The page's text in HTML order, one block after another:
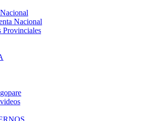
Nacional
Provinciales